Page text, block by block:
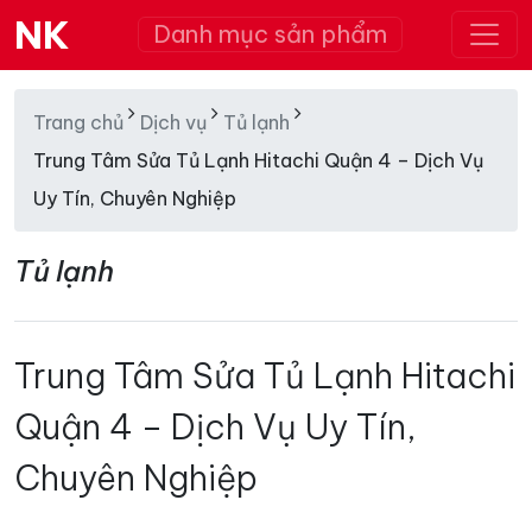
NK Danh mục sản phẩm
Trang chủ Dịch vụ
Tủ lạnh
Trung Tâm Sửa Tủ Lạnh Hitachi Quận 4 – Dịch Vụ
Uy Tín, Chuyên Nghiệp
Tủ lạnh
Trung Tâm Sửa Tủ Lạnh Hitachi
Quận 4 – Dịch Vụ Uy Tín,
Chuyên Nghiệp